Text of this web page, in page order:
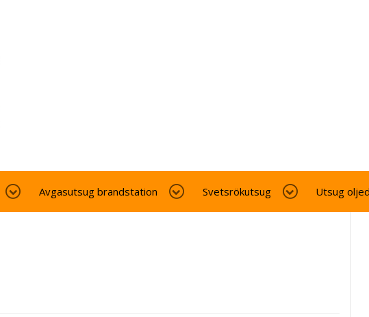
Avgasutsug brandstation Svetsrökutsug Utsug